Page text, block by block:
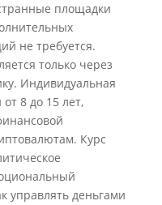
площадки
не требуется.
только через
Индивидуальная
8 до 15 лет,
Курс
управлять деньгами